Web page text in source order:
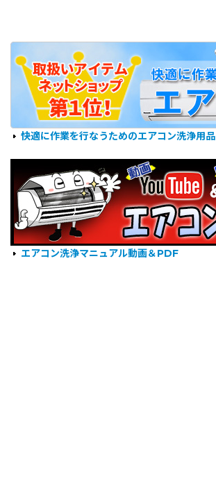
快適に作業を行なうためのエアコン洗浄用品
エアコン洗浄マニュアル動画＆PDF